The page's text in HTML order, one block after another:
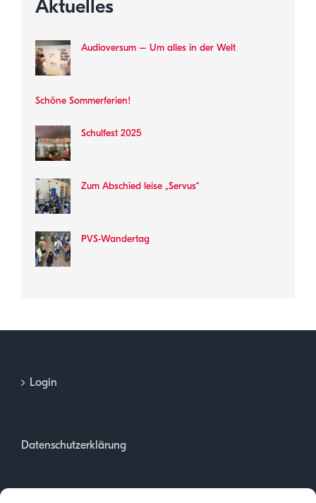
Aktuelles
Audioversum – Um alles in der Welt
Schöne Sommerferien!
Schulfest 2025
Zum Abschied leise „Servus“
PVS-Wandertag
Login
Datenschutzerklärung